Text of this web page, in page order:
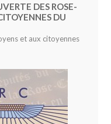
DES ROSE-
DU
et aux citoyennes